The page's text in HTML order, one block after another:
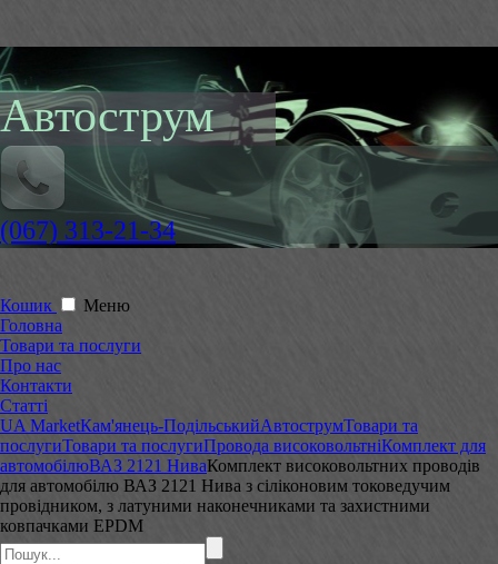
Автострум
(067) 313-21-34
Кошик
Меню
Головна
Товари та послуги
Про нас
Контакти
Статті
UA MarketКам'янець-ПодільськийАвтострумТовари та
послугиТовари та послугиПровода високовольтніКомплект для
автомобілюВАЗ 2121 НиваКомплект високовольтних проводів
для автомобілю ВАЗ 2121 Нива з сіліконовим токоведучим
провідником, з латуними наконечниками та захистними
ковпачками EPDM